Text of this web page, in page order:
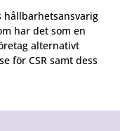
hållbarhetsansvarig
har det som en
alternativt
för CSR samt dess